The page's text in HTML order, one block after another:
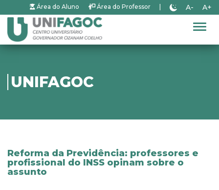
Área do Aluno Área do Professor A- A+
UNIFAGOC
Reforma da Previdência: professores e
profissional do INSS opinam sobre o
assunto